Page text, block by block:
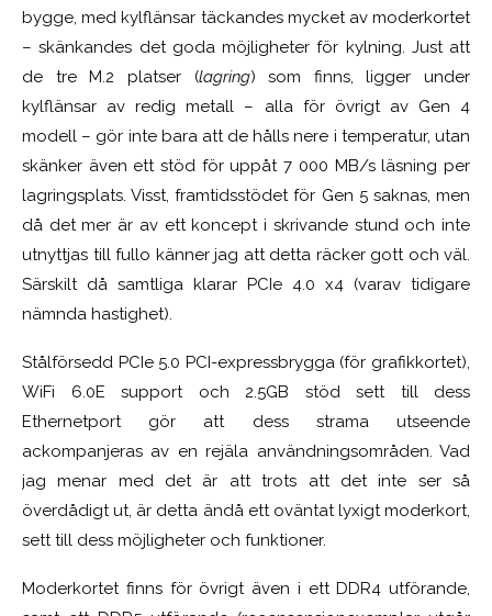
bygge, med kylflänsar täckandes mycket av moderkortet
– skänkandes det goda möjligheter för kylning. Just att
de tre M.2 platser (lagring) som finns, ligger under
kylflänsar av redig metall – alla för övrigt av Gen 4
modell – gör inte bara att de hålls nere i temperatur, utan
skänker även ett stöd för uppåt 7 000 MB/s läsning per
lagringsplats. Visst, framtidsstödet för Gen 5 saknas, men
då det mer är av ett koncept i skrivande stund och inte
utnyttjas till fullo känner jag att detta räcker gott och väl.
Särskilt då samtliga klarar PCIe 4.0 x4 (varav tidigare
nämnda hastighet).
Stålförsedd PCIe 5.0 PCI-expressbrygga (för grafikkortet),
WiFi 6.0E support och 2.5GB stöd sett till dess
Ethernetport gör att dess strama utseende
ackompanjeras av en rejäla användningsområden. Vad
jag menar med det är att trots att det inte ser så
överdådigt ut, är detta ändå ett oväntat lyxigt moderkort,
sett till dess möjligheter och funktioner.
Moderkortet finns för övrigt även i ett DDR4 utförande,